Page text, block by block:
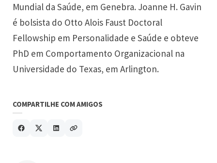
Mundial da Saúde, em Genebra. Joanne H. Gavin
é bolsista do Otto Alois Faust Doctoral
Fellowship em Personalidade e Saúde e obteve
PhD em Comportamento Organizacional na
Universidade do Texas, em Arlington.
COMPARTILHE COM AMIGOS